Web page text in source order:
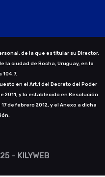
de la que es titular su Director,
la ciudad de Rocha, Uruguay, en la
en el Art.1 del Decreto del Poder
2011, y lo establecido en Resolución
de febrero 2012, y el Anexo a dicha
- KILYWEB